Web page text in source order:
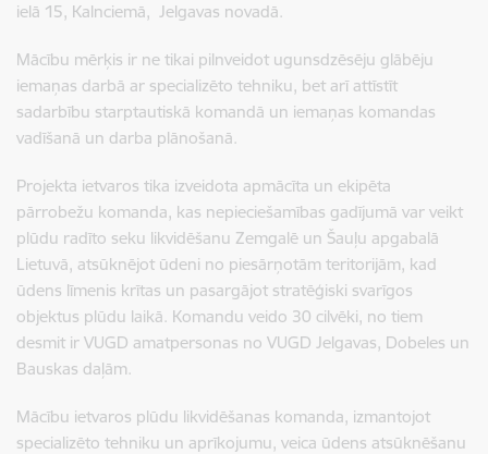
ielā 15, Kalnciemā, Jelgavas novadā.
Mācību mērķis ir ne tikai pilnveidot ugunsdzēsēju glābēju
iemaņas darbā ar specializēto tehniku, bet arī attīstīt
sadarbību starptautiskā komandā un iemaņas komandas
vadīšanā un darba plānošanā.
Projekta ietvaros tika izveidota apmācīta un ekipēta
pārrobežu komanda, kas nepieciešamības gadījumā var veikt
plūdu radīto seku likvidēšanu Zemgalē un Šauļu apgabalā
Lietuvā, atsūknējot ūdeni no piesārņotām teritorijām, kad
ūdens līmenis krītas un pasargājot stratēģiski svarīgos
objektus plūdu laikā. Komandu veido 30 cilvēki, no tiem
desmit ir VUGD amatpersonas no VUGD Jelgavas, Dobeles un
Bauskas daļām.
Mācību ietvaros plūdu likvidēšanas komanda, izmantojot
specializēto tehniku un aprīkojumu, veica ūdens atsūknēšanu